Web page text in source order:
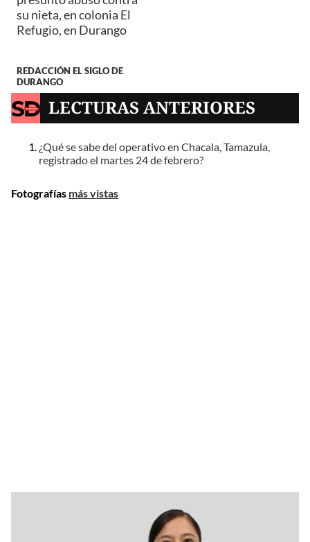
su nieta, en colonia El
Refugio, en Durango
REDACCIÓN EL SIGLO DE
DURANGO
LECTURAS ANTERIORES
¿Qué se sabe del operativo en Chacala, Tamazula,
registrado el martes 24 de febrero?
Fotografías más vistas